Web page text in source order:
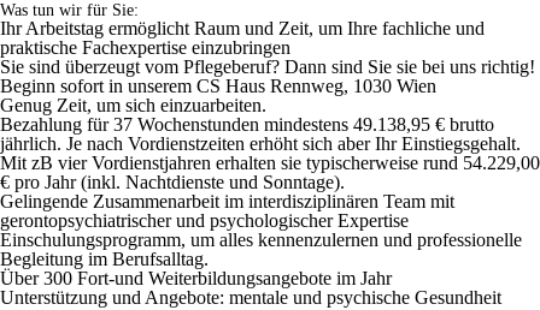
Was tun wir für Sie:
Ihr Arbeitstag ermöglicht Raum und Zeit, um Ihre fachliche und
praktische Fachexpertise einzubringen
Sie sind überzeugt vom Pflegeberuf? Dann sind Sie sie bei uns richtig!
Beginn sofort in unserem CS Haus Rennweg, 1030 Wien
Genug Zeit, um sich einzuarbeiten.
Bezahlung für 37 Wochenstunden mindestens 49.138,95 € brutto
jährlich. Je nach Vordienstzeiten erhöht sich aber Ihr Einstiegsgehalt.
Mit zB vier Vordienstjahren erhalten sie typischerweise rund 54.229,00
€ pro Jahr (inkl. Nachtdienste und Sonntage).
Gelingende Zusammenarbeit im interdisziplinären Team mit
gerontopsychiatrischer und psychologischer Expertise
Einschulungsprogramm, um alles kennenzulernen und professionelle
Begleitung im Berufsalltag.
Über 300 Fort-und Weiterbildungsangebote im Jahr
Unterstützung und Angebote: mentale und psychische Gesundheit